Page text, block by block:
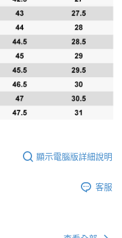
顯示電腦版詳細說明
客服